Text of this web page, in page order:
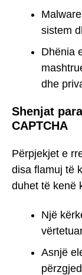
sistem
Dhënia
dhe
Shenjat
CAPTCHA
Përpjekjet e
disa flamuj të
duhet të kenë
Një
Asnjë